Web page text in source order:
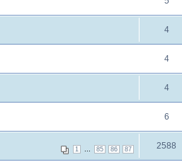
4
4
4
6
1 85 86 87 2588